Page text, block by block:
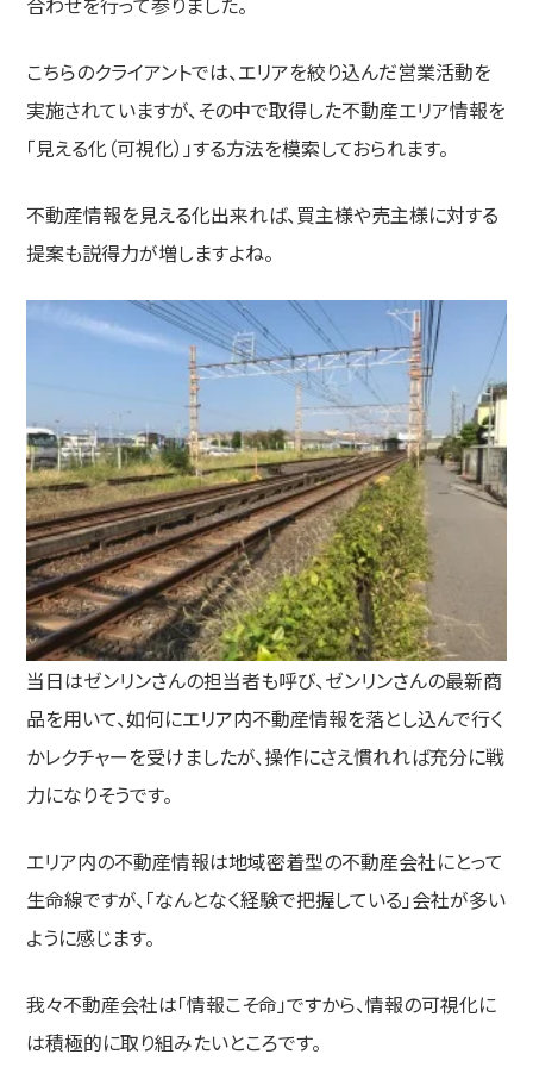
こちらのクライアントでは、エリアを絞り込んだ営業活動を
実施されていますが、その中で取得した不動産エリア情報を
「見える化（可視化）」する方法を模索しておられます。
不動産情報を見える化出来れば、買主様や売主様に対する
提案も説得力が増しますよね。
当日はゼンリンさんの担当者も呼び、ゼンリンさんの最新商
品を用いて、如何にエリア内不動産情報を落とし込んで行く
かレクチャーを受けましたが、操作にさえ慣れれば充分に戦
力になりそうです。
エリア内の不動産情報は地域密着型の不動産会社にとって
生命線ですが、「なんとなく経験で把握している」会社が多い
ように感じます。
我々不動産会社は「情報こそ命」ですから、情報の可視化に
は積極的に取り組みたいところです。